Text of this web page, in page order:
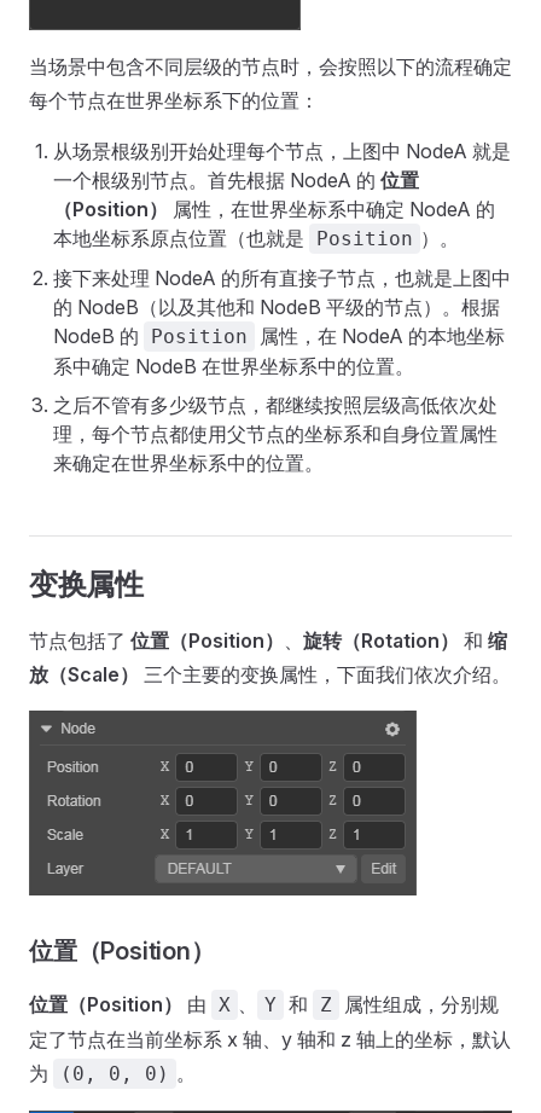
当场景中包含不同层级的节点时，会按照以下的流程确定
每个节点在世界坐标系下的位置：
从场景根级别开始处理每个节点，上图中 NodeA 就是
一个根级别节点。首先根据 NodeA 的 位置
（Position）
属性，在世界坐标系中确定 NodeA 的
本地坐标系原点位置（也就是
Position ）。
接下来处理 NodeA 的所有直接子节点，也就是上图中
的 NodeB（以及其他和 NodeB 平级的节点）。根据
NodeB 的
Position
属性，在 NodeA 的本地坐标
系中确定 NodeB 在世界坐标系中的位置。
之后不管有多少级节点，都继续按照层级高低依次处
理，每个节点都使用父节点的坐标系和自身位置属性
来确定在世界坐标系中的位置。
变换属性
节点包括了 位置（Position） 旋转（Rotation） 和 缩
放（Scale）
三个主要的变换属性，下面我们依次介绍。
位置（Position）
位置（Position） 由 X Y 和 Z
属性组成，分别规
定了节点在当前坐标系 x 轴、y 轴和 z 轴上的坐标，默认
为
(0, 0, 0) 。